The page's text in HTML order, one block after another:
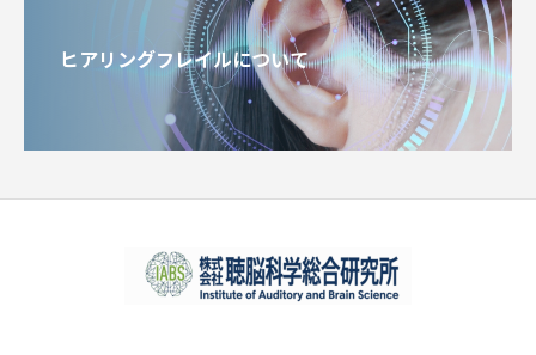
ヒアリングフレイルについて